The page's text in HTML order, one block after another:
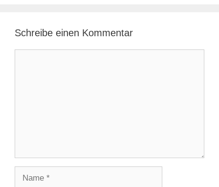
Schreibe einen Kommentar